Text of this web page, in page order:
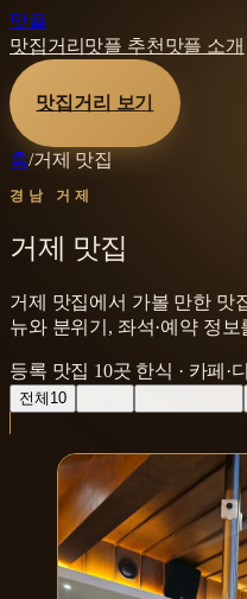
맛플
맛집거리 맛플 추천 맛플 소개
맛집거리 보기
홈/거제 맛집
경남 거제
거제 맛집
거제 맛집에서 가볼 만한 맛
뉴와 분위기, 좌석·예약 정
등록 맛집 10곳 한식 · 카페·
전체 10